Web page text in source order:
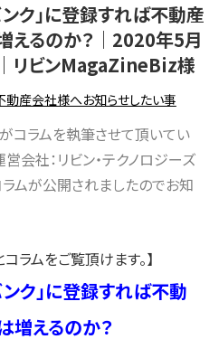
ク」に登録すれば不動産
えるのか？｜2020年5月
リビンMagaZineBiz様
動産会社様へお知らせしたい事
コラムを執筆させて頂いてい
会社：リビン・テクノロジーズ
ムが公開されましたのでお知
ラムをご覧頂けます。】
ク」に登録すれば不動
増えるのか？